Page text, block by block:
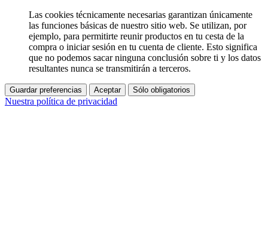
Las cookies técnicamente necesarias garantizan únicamente
las funciones básicas de nuestro sitio web. Se utilizan, por
ejemplo, para permitirte reunir productos en tu cesta de la
compra o iniciar sesión en tu cuenta de cliente. Esto significa
que no podemos sacar ninguna conclusión sobre ti y los datos
resultantes nunca se transmitirán a terceros.
Guardar preferencias Aceptar Sólo obligatorios
Nuestra política de privacidad